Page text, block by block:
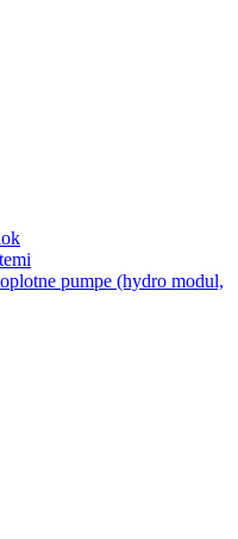
pumpe (hydro modul,